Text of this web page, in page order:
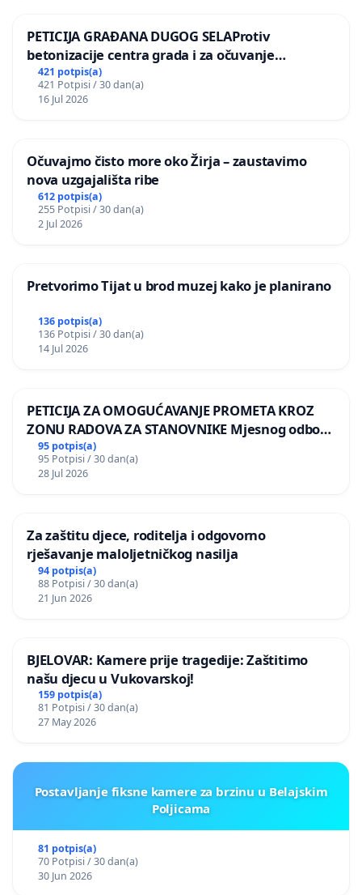
PETICIJA GRAĐANA DUGOG SELAProtiv
betonizacije centra grada i za očuvanje
postojećih zelenih površina i odraslih stabala pri
donošenju izmjena urbanističkog plana
421 potpis(a)
421 Potpisi / 30 dan(a)
16 Jul 2026
Očuvajmo čisto more oko Žirja – zaustavimo
nova uzgajališta ribe
612 potpis(a)
255 Potpisi / 30 dan(a)
2 Jul 2026
Pretvorimo Tijat u brod muzej kako je planirano
136 potpis(a)
136 Potpisi / 30 dan(a)
14 Jul 2026
PETICIJA ZA OMOGUĆAVANJE PROMETA KROZ
ZONU RADOVA ZA STANOVNIKE Mjesnog odbora
Kamensko i Lemić Brdo
95 potpis(a)
95 Potpisi / 30 dan(a)
28 Jul 2026
Za zaštitu djece, roditelja i odgovorno
rješavanje maloljetničkog nasilja
94 potpis(a)
88 Potpisi / 30 dan(a)
21 Jun 2026
BJELOVAR: Kamere prije tragedije: Zaštitimo
našu djecu u Vukovarskoj!
159 potpis(a)
81 Potpisi / 30 dan(a)
27 May 2026
Postavljanje fiksne kamere za brzinu u Belajskim
Poljicama
81 potpis(a)
70 Potpisi / 30 dan(a)
30 Jun 2026